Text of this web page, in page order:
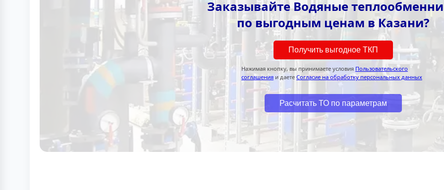
Заказывайте Водяные
по выгодным ценам в Казани?
Получить выгодное ТКП
Нажимая кнопку, вы принимаете условия Пользовательского
соглашения и даете Согласие на обработку персональных данных
Расчитать ТО по параметрам